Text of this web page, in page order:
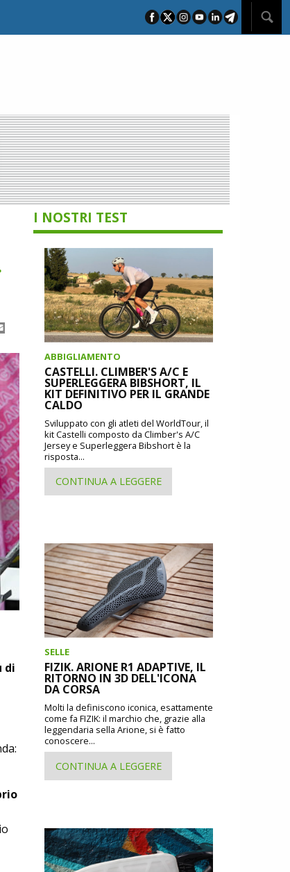
di
I NOSTRI TEST
ABBIGLIAMENTO
CASTELLI. CLIMBER'S A/C E
SUPERLEGGERA BIBSHORT, IL
KIT DEFINITIVO PER IL GRANDE
CALDO
Sviluppato con gli atleti del WorldTour, il
kit Castelli composto da Climber's A/C
Jersey e Superleggera Bibshort è la
risposta...
CONTINUA A LEGGERE
SELLE
FIZIK. ARIONE R1 ADAPTIVE, IL
RITORNO IN 3D DELL'ICONA
DA CORSA
Molti la definiscono iconica, esattamente
come fa FIZIK: il marchio che, grazie alla
leggendaria sella Arione, si è fatto
conoscere...
CONTINUA A LEGGERE